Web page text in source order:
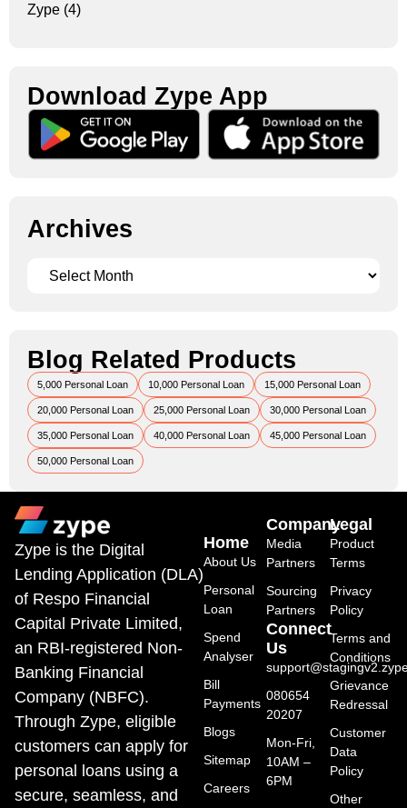
Zype (4)
Download Zype App​
Archives
Blog Related Products
5,000 Personal Loan 10,000 Personal Loan 15,000 Personal Loan
20,000 Personal Loan 25,000 Personal Loan 30,000 Personal Loan
35,000 Personal Loan 40,000 Personal Loan 45,000 Personal Loan
50,000 Personal Loan
Zype is the Digital
Lending Application (DLA)
of Respo Financial
Capital Private Limited,
an RBI-registered Non-
Banking Financial
Company (NBFC).
Through Zype, eligible
customers can apply for
personal loans using a
secure, seamless, and
Home
About Us
Personal
Loan
Spend
Analyser
Bill
Payments
Blogs
Sitemap
Careers
Company
Media
Partners
Sourcing
Partners
Connect
Us
080654
20207
Mon-Fri,
10AM –
6PM
Legal
Product
Terms
Privacy
Policy
Terms and
Conditions
Grievance
Redressal
Customer
Data
Policy
Other